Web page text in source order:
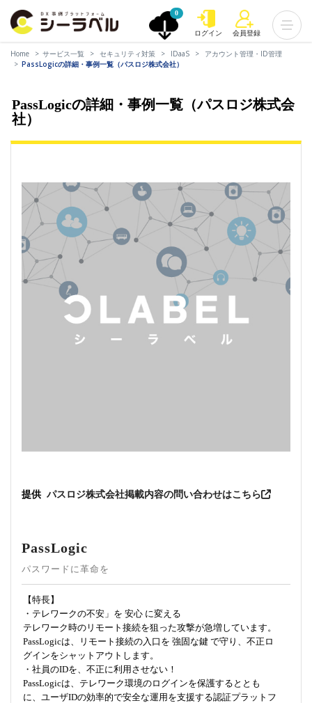
0
ログイン 会員登録
Home サービス一覧 セキュリティ対策 IDaaS
アカウント管理・ID管理
PassLogicの詳細・事例一覧（パスロジ株式会社）
PassLogicの詳細・事例一覧（パスロジ株式会
社）
提供 パスロジ株式会社掲載内容の問い合わせはこちら
PassLogic
パスワードに革命を
【特長】
・テレワークの不安」を 安心 に変える
テレワーク時のリモート接続を狙った攻撃が急増しています。
PassLogicは、リモート接続の入口を 強固な鍵 で守り、不正ロ
グインをシャットアウトします。
・社員のIDを、不正に利用させない！
PassLogicは、テレワーク環境のログインを保護するととも
に、ユーザIDの効率的で安全な運用を支援する認証プラットフ